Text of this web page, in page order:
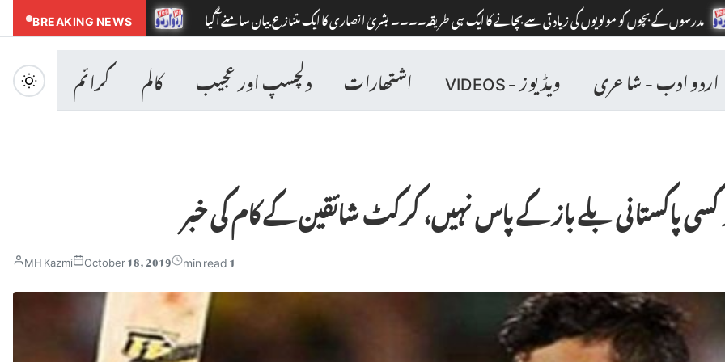
BREAKING NEWS کی زیادتی سے بچانے کا ایک ہی طریقہ۔۔۔۔ بشریٰ انصاری کا ایک متنازع بیان سامنے آگیا شوبز نگری سے گرما گرم خبر : دو خوبصورت ترین اداکارائیں
اردو ادب - شاعری ویڈیوز - VIDEOS اشتھارات دلچسپ اور عجیب کالم کرائم
کسی پاکستانی بلے باز کے پاس نہیں، کرکٹ شائقین کے کام کی خبر
MH Kazmi October 18, 2019 1 min read